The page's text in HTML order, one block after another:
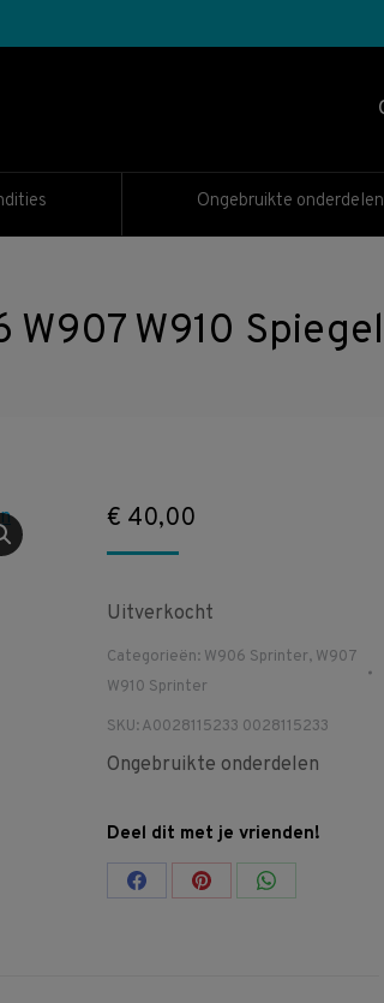
Ongebruikte onderdelen
W910
€ 40,00
Uitverkocht
Categorieën: W906 Sprinter, W907
W910 Sprinter
SKU:A0028115233 0028115233
Ongebruikte onderdelen
Deel dit met je vrienden!
Share Share Share